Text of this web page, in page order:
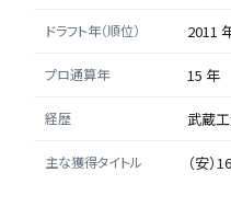
ドラフト年（順位） 2011
プロ通算年 15 年
経歴 武蔵
主な獲得タイトル （安）